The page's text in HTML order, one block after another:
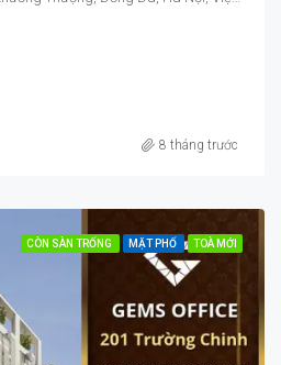
8 tháng trước
CÒN SÀN TRỐNG MẶT PHỐ TOÀ MỚI